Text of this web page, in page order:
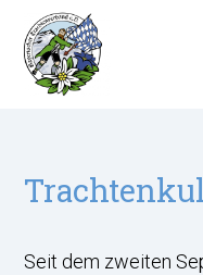
Seit dem zweiten